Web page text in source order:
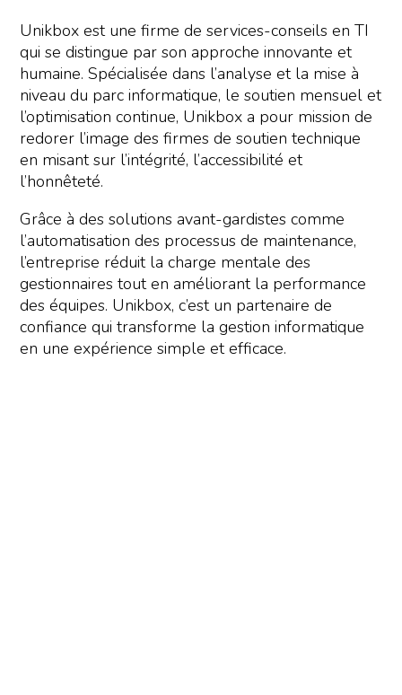
Unikbox est une firme de services-conseils en TI
qui se distingue par son approche innovante et
humaine. Spécialisée dans l’analyse et la mise à
niveau du parc informatique, le soutien mensuel et
l’optimisation continue, Unikbox a pour mission de
redorer l’image des firmes de soutien technique
en misant sur l’intégrité, l’accessibilité et
l’honnêteté.
Grâce à des solutions avant-gardistes comme
l’automatisation des processus de maintenance,
l’entreprise réduit la charge mentale des
gestionnaires tout en améliorant la performance
des équipes. Unikbox, c’est un partenaire de
confiance qui transforme la gestion informatique
en une expérience simple et efficace.